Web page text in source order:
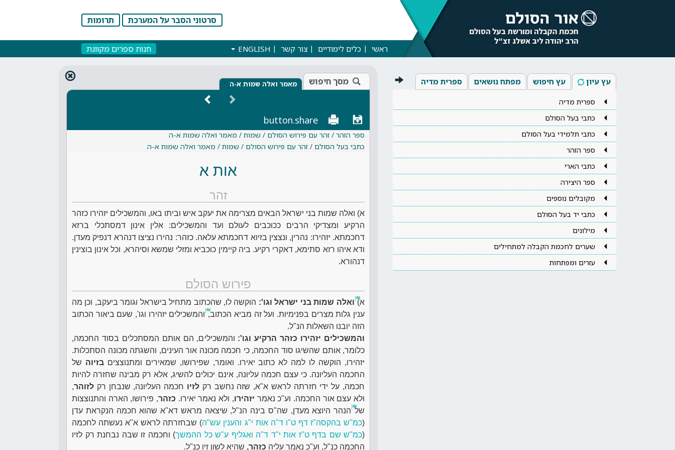
סרטוני הסבר על המערכת תרומות
ראשי כלים לימודיים צור קשר ENGLISH חנות ספרים מקוונת
עץ עיון עץ חיפוש מפתח נושאים ספרית מדיה
ספרית מדיה
כתבי בעל הסולם
כתבי תלמידי בעל הסולם
ספר הזהר
כתבי הארי
ספר היצירה
מקובלים נוספים
כתבי יד בעל הסולם
מילונים
שערים לחכמת הקבלה למתחילים
עזרים ומפתחות
מסך חיפוש מאמר ואלה שמות א-ה ×
button.share
ספר הזהר / זהר עם פירוש הסולם / שמות / מאמר ואלה שמות א-ה
כתבי בעל הסולם / זהר עם פירוש הסולם / שמות / מאמר ואלה שמות א-ה
אות א
זהר
א) ואלה שמות בני ישראל הבאים מצרימה את יעקב איש וביתו באו, והמשכילים יזהירו כזהר
הרקיע ומצדיקי הרבים ככוכבים לעולם ועד והמשכילים: אלין אינון דמסתכלי ברזא
דחכמתא. יזהירו: נהרין, ונצצין בזיוא דחכמתא עלאה. כזהר: נהירו נציצו דנהרא דנפיק מעדן.
ודא איהו רזא סתימא, דאקרי רקיע. ביה קיימין כוכביא ומזלי שמשא וסיהרא, וכל אינון בוצינין
דנהורא.
פירוש הסולם
א)ואלה שמות בני ישראל וגו': הוקשה לו, שהכתוב מתחיל בישראל וגומר ביעקב, וכן מה
ענין גלות מצרים בפנימיות. ועל זה מביא הכתוב,והמשכילים יזהירו וגו', שעם ביאור הכתוב
הזה יובנו השאלות הנ"ל.
והמשכילים יזהירו כזהר הרקיע וגו': והמשכילים, הם אותם המסתכלים בסוד החכמה,
כלומר, אותם שהשיגו סוד החכמה, כי חכמה מכונה אור העינים, והשגתה מכונה הסתכלות.
יזהירו, הוקשה לו למה לא כתוב יאירו. ואומר, שפירושו, שמאירים ומתנוצציםבזיוה של
החכמה העליונה. כי עצם חכמה עליונה, אינם יכולים להשיג, אלא רק מבינה שחזרה להיות
חכמה, על ידי חזרתה לראש א"א, שזה נחשב רקלזיו חכמה העליונה, שנבחן רק לזוהר,
ולא עצם אור החכמה. וע"כ נאמר יזהירו, ולא נאמר יאירו. כזהר, פירושו, הארה והתנוצצות
שלהנהר היוצא מעדן, שה"ס בינה הנ"ל, שיצאה מראש דא"א שהוא חכמה הנקראת עדן
(כמ"ש בהקסה"ז דף ט"ו ד"ה אות י"ג והענין עש"ה) שבחזרתה לראש א"א נעשתה לחכמה
(כמ"ש שם בדף ט"ז אות י"ד ד"ה ואגליף ע"ש כל ההמשך) וחכמה זו שבה נבחנת רק לזיו
החכמה כנ"ל, וע"כ נאמר עליה כזהר, שהיא לשון זיו כנ"ל.